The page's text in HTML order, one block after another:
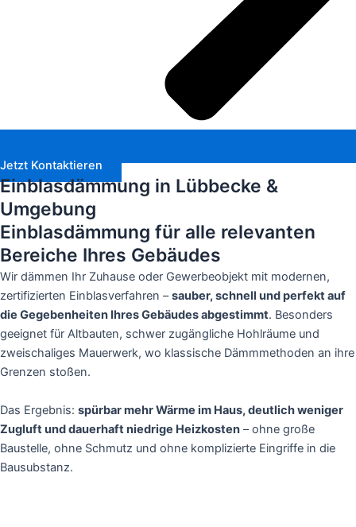
Jetzt Kontaktieren
Einblasdämmung in Lübbecke &
Umgebung
Einblasdämmung für alle relevanten
Bereiche Ihres Gebäudes
Wir dämmen Ihr Zuhause oder Gewerbeobjekt mit modernen,
zertifizierten Einblasverfahren –sauber, schnell und perfekt auf
die Gegebenheiten Ihres Gebäudes abgestimmt. Besonders
geeignet für Altbauten, schwer zugängliche Hohlräume und
zweischaliges Mauerwerk, wo klassische Dämmmethoden an ihre
Grenzen stoßen.
Das Ergebnis: spürbar mehr Wärme im Haus, deutlich weniger
Zugluft und dauerhaft niedrige Heizkosten – ohne große
Baustelle, ohne Schmutz und ohne komplizierte Eingriffe in die
Bausubstanz.